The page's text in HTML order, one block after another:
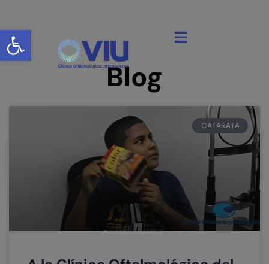
Abrir barra de herramientas
Blog
CATARATA